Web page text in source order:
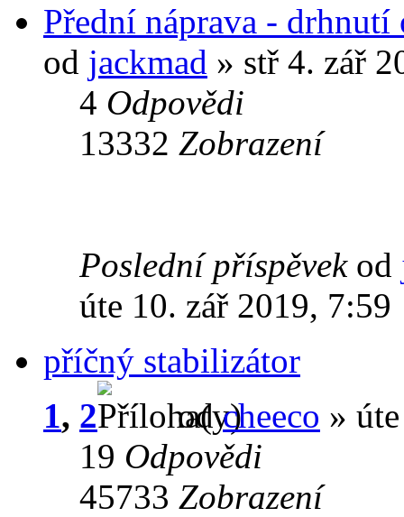
Přední náprava -
od jackmad » stř 4. zář
4 Odpovědi
13332 Zobrazení
Poslední příspěvek od
úte 10. zář 2019, 7:59
příčný stabilizátor
1, 2 odcheeco »
19 Odpovědi
45733 Zobrazení